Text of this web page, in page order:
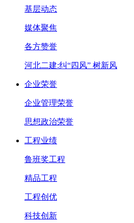
基层动态
媒体聚焦
各方赞誉
河北二建:纠“四风” 树新风
企业荣誉
企业管理荣誉
思想政治荣誉
工程业绩
鲁班奖工程
精品工程
工程创优
科技创新